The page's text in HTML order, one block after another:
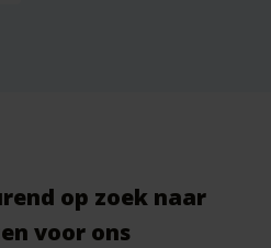
op zoek naar
voor ons